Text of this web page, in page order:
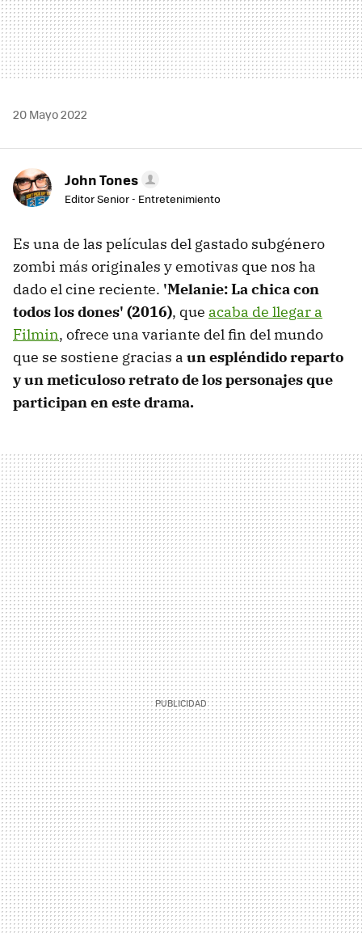
20 Mayo 2022
John Tones
Editor Senior - Entretenimiento
Es una de las películas del gastado subgénero
zombi más originales y emotivas que nos ha
dado el cine reciente. 'Melanie: La chica con
todos los dones' (2016), que acaba de llegar a
Filmin, ofrece una variante del fin del mundo
que se sostiene gracias a un espléndido reparto
y un meticuloso retrato de los personajes que
participan en este drama.